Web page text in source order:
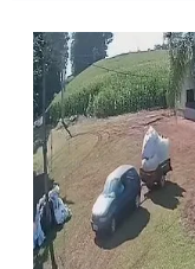
Polícia
Civil
esclarece
furto
de
latinhas
em